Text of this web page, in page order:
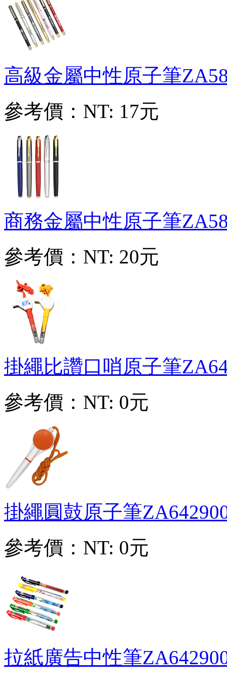
高級金屬中性原子筆
參考價： NT: 17元
商務金屬中性原子筆
參考價： NT: 20元
掛繩比讚口哨原子筆
參考價： NT: 0元
掛繩圓鼓原子筆
參考價： NT: 0元
拉紙廣告中性筆